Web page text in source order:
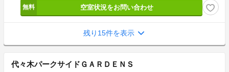
空室状況をお問い合わせ
残り15件を表示
代々木パークサイドＧＡＲＤＥＮＳ